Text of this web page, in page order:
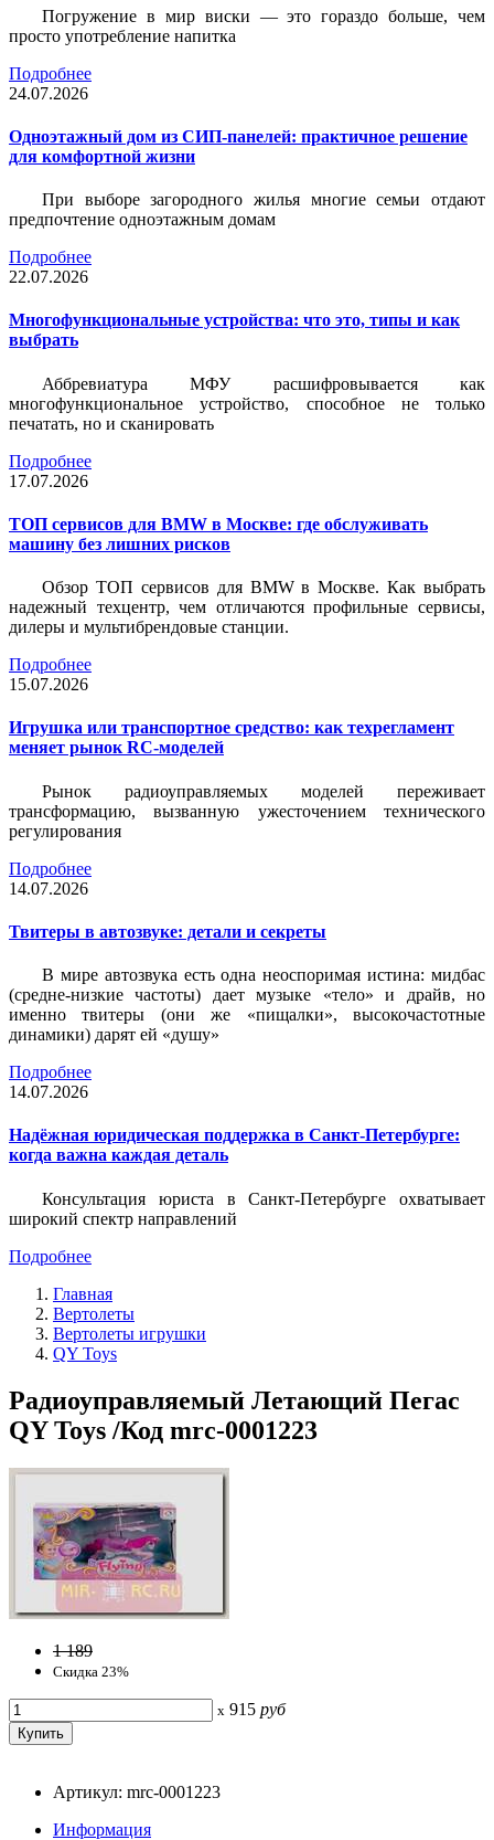
Погружение в мир виски — это гораздо больше, чем
просто употребление напитка
Подробнее
24.07.2026
Одноэтажный дом из СИП-панелей: практичное решение
для комфортной жизни
При выборе загородного жилья многие семьи отдают
предпочтение одноэтажным домам
Подробнее
22.07.2026
Многофункциональные устройства: что это, типы и как
выбрать
Аббревиатура МФУ расшифровывается как
многофункциональное устройство, способное не только
печатать, но и сканировать
Подробнее
17.07.2026
ТОП сервисов для BMW в Москве: где обслуживать
машину без лишних рисков
Обзор ТОП сервисов для BMW в Москве. Как выбрать
надежный техцентр, чем отличаются профильные сервисы,
дилеры и мультибрендовые станции.
Подробнее
15.07.2026
Игрушка или транспортное средство: как техрегламент
меняет рынок RC-моделей
Рынок радиоуправляемых моделей переживает
трансформацию, вызванную ужесточением технического
регулирования
Подробнее
14.07.2026
Твитеры в автозвуке: детали и секреты
В мире автозвука есть одна неоспоримая истина: мидбас
(средне-низкие частоты) дает музыке «тело» и драйв, но
именно твитеры (они же «пищалки», высокочастотные
динамики) дарят ей «душу»
Подробнее
14.07.2026
Надёжная юридическая поддержка в Санкт-Петербурге:
когда важна каждая деталь
Консультация юриста в Санкт-Петербурге охватывает
широкий спектр направлений
Подробнее
Главная
Вертолеты
Вертолеты игрушки
QY Toys
Радиоуправляемый Летающий Пегас
QY Toys /Код mrc-0001223
1 189
Скидка 23%
x 915 руб
Артикул: mrc-0001223
Информация